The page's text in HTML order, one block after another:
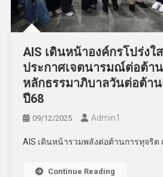
AIS เดินหน้าองค์กรโปร่งใ
ประกาศเจตนารมณ์ต่อต้า
หลักธรรมาภิบาลวันต่อต้า
ปี68
09/12/2025 Admin​1
AIS เดินหน้ารวมพลังต่อต้านการทุจริต
Continue Reading